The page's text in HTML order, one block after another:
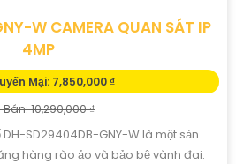
W CAMERA QUAN SÁT IP
4MP
Mại: 7,850,000 ₫
10,290,000 ₫
SD29404DB-GNY-W là một sản
hàng rào ảo và bảo bệ vành đai.